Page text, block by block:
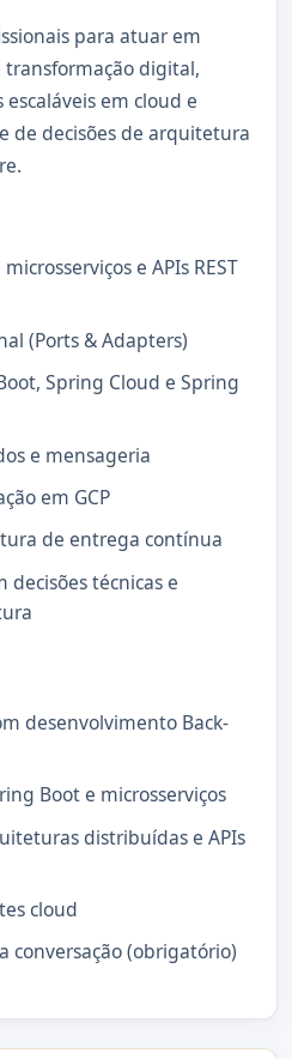
para atuar em
digital,
em cloud e
de decisões de arquitetura
e APIs REST
(Ports & Adapters)
Spring Cloud e Spring
e mensageria
em GCP
de entrega contínua
decisões técnicas e
desenvolvimento Back-
Boot e microsserviços
distribuídas e APIs
cloud
conversação (obrigatório)